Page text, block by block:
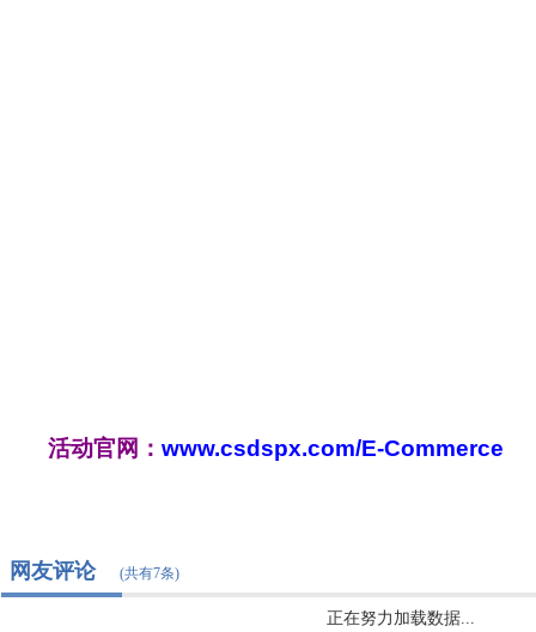
活动官网： www.csdspx.com/E-Commerce
网友评论 (共有7条)
正在努力加载数据...